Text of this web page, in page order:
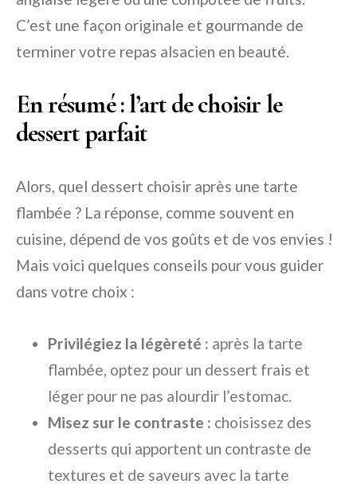
C’est une façon originale et gourmande de
terminer votre repas alsacien en beauté.
En résumé : l’art de choisir le
dessert parfait
Alors, quel dessert choisir après une tarte
flambée ? La réponse, comme souvent en
cuisine, dépend de vos goûts et de vos envies !
Mais voici quelques conseils pour vous guider
dans votre choix :
Privilégiez la légèreté : après la tarte
flambée, optez pour un dessert frais et
léger pour ne pas alourdir l’estomac.
Misez sur le contraste : choisissez des
desserts qui apportent un contraste de
textures et de saveurs avec la tarte